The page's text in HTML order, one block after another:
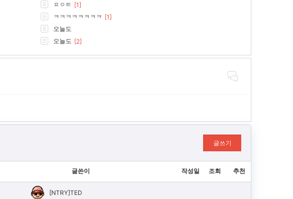
ㅍㅇㅌ [1]
ㅋㅋㅋㅋㅋㅋㅋㅋ [1]
오늘도
오늘도 [2]
글쓰기
글쓴이 작성일 조회 추천
[NTRY]TED